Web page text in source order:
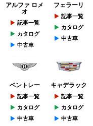
アルファ ロメ
オ
記事一覧
カタログ
中古車
フェラーリ
記事一覧
カタログ
中古車
ベントレー
記事一覧
カタログ
中古車
キャデラック
記事一覧
カタログ
中古車